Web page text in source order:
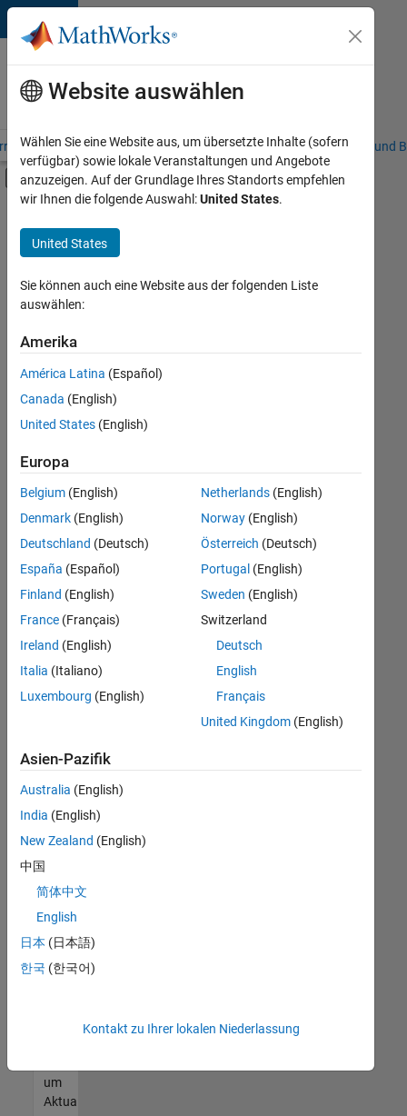
Weiter zum Inhalt
Karriere
bei
MathWorks
– Übersicht Stellensuche Niederlassungen Studierende und
Umschaltung für Off-Canvas-
Hauptinhalt
Commercial Sales
Sales Operations
Marketing Communications
Marketing Services
Business Model Team
+4
Derzeit
es
keine
offenen
Stellen,
Ihren
Suchkriterien
entsprechen.
können
die
Suchkriterien
weiter
fassen
oder
alle
Stellenangebote
anzeigen .
noch
keine
offenen
Stellen
können,
die
Ihren
entsprechen,
werden
unseres
um
Aktualisierungen
Website auswählen
Wählen Sie eine Website aus, um übersetzte Inhalte (sofern
verfügbar) sowie lokale Veranstaltungen und Angebote
anzuzeigen. Auf der Grundlage Ihres Standorts empfehlen
wir Ihnen die folgende Auswahl:United States.
United States
Sie können auch eine Website aus der folgenden Liste
auswählen:
Amerika
América Latina (Español)
Canada (English)
United States (English)
Europa
Belgium (English)
Denmark (English)
Deutschland (Deutsch)
España (Español)
Finland (English)
France (Français)
Ireland (English)
Italia (Italiano)
Luxembourg (English)
Netherlands(English)
Norway(English)
Österreich (Deutsch)
Portugal (English)
Sweden (English)
Switzerland
Deutsch
English
Français
United Kingdom(English)
Asien-Pazifik
Australia (English)
India (English)
New Zealand (English)
中国
简体中文
English
日本 (日本語)
한국 (한국어)
Kontakt zu Ihrer lokalen Niederlassung